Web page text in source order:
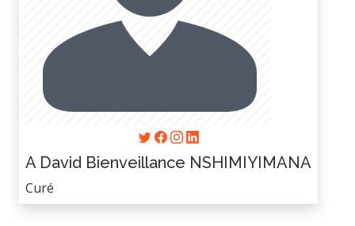
A David Bienveillance NSHIMIYIMANA
Curé